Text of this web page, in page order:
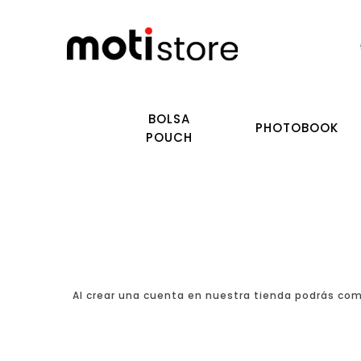
BOLSA
POUCH
PHOTOBOOK
Al crear una cuenta en nuestra tienda podrás